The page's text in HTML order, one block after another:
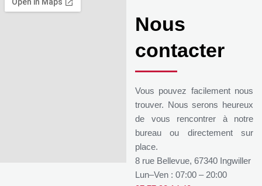
Nous
contacter
Vous pouvez facilement nous
trouver. Nous serons heureux
de vous rencontrer à notre
bureau ou directement sur
place.
8 rue Bellevue, 67340 Ingwiller
Lun–Ven : 07:00 – 20:00